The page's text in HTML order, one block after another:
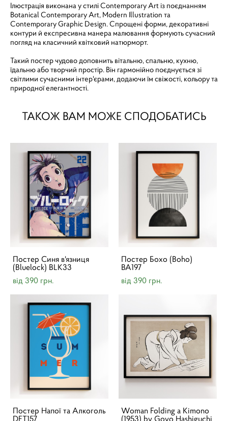
Ілюстрація виконана у стилі Contemporary Art із поєднанням
Botanical Contemporary Art, Modern Illustration та
Contemporary Graphic Design. Спрощені форми, декоративні
контури й експресивна манера малювання формують сучасний
погляд на класичний квітковий натюрморт.
Такий постер чудово доповнить вітальню, спальню, кухню,
їдальню або творчий простір. Він гармонійно поєднується зі
світлими сучасними інтер'єрами, додаючи їм свіжості, кольору та
природної елегантності.
ТАКОЖ ВАМ МОЖЕ СПОДОБАТИСЬ
Постер Синя в'язниця
(Bluelock) BLK33
від 390 грн.
Постер Бохо (Boho)
BA197
від 390 грн.
Постер Напої та Алкоголь
DFT157
Woman Folding a Kimono
(1953) by Goyo Hashiguchi